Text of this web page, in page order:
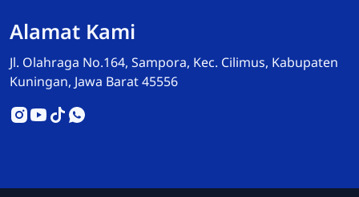
Alamat Kami
Jl. Olahraga No.164, Sampora, Kec. Cilimus, Kabupaten
Kuningan, Jawa Barat 45556